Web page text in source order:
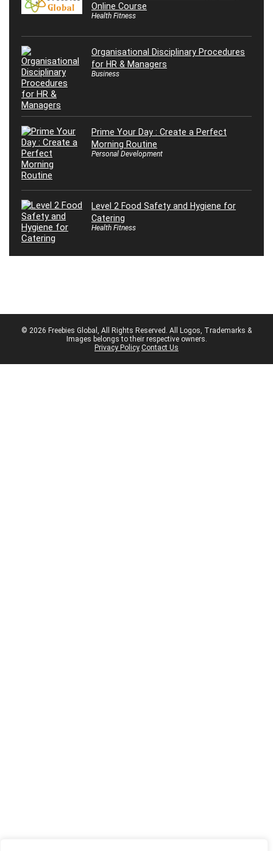
Online Course
Health Fitness
Organisational Disciplinary Procedures
for HR & Managers
Business
Prime Your Day : Create a Perfect
Morning Routine
Personal Development
Level 2 Food Safety and Hygiene for
Catering
Health Fitness
© 2026 Freebies Global, All Rights Reserved. All Logos, Trademarks &
Images belongs to their respective owners.
Privacy Policy Contact Us